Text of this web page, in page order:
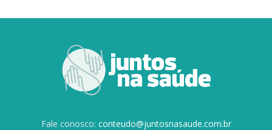
Fale conosco: conteudo@juntosnasaude.com.br